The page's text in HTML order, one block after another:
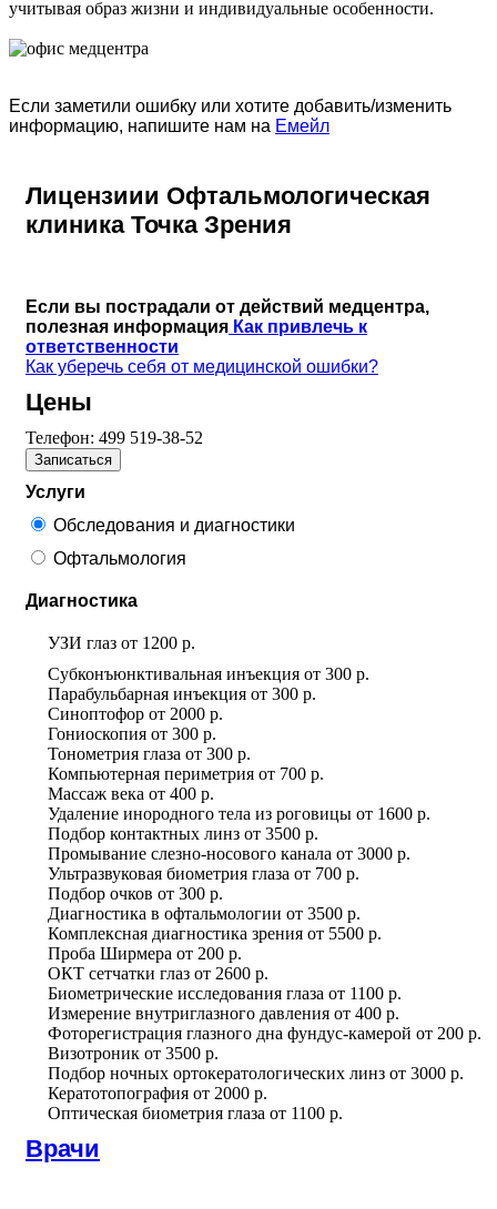
учитывая образ жизни и индивидуальные особенности.
Если заметили ошибку или хотите добавить/изменить
информацию, напишите нам на Емейл
Лицензиии Офтальмологическая
клиника Точка Зрения
Если вы пострадали от действий медцентра,
полезная информация Как привлечь к
ответственности
Как уберечь себя от медицинской ошибки?
Цены
Телефон: 499 519-38-52
Записаться
Услуги
Обследования и диагностики
Офтальмология
Диагностика
УЗИ глаз от 1200 р.
Субконъюнктивальная инъекция от 300 р.
Парабульбарная инъекция от 300 р.
Синоптофор от 2000 р.
Гониоскопия от 300 р.
Тонометрия глаза от 300 р.
Компьютерная периметрия от 700 р.
Массаж века от 400 р.
Удаление инородного тела из роговицы от 1600 р.
Подбор контактных линз от 3500 р.
Промывание слезно-носового канала от 3000 р.
Ультразвуковая биометрия глаза от 700 р.
Подбор очков от 300 р.
Диагностика в офтальмологии от 3500 р.
Комплексная диагностика зрения от 5500 р.
Проба Ширмера от 200 р.
ОКТ сетчатки глаз от 2600 р.
Биометрические исследования глаза от 1100 р.
Измерение внутриглазного давления от 400 р.
Фоторегистрация глазного дна фундус-камерой от 200 р.
Визотроник от 3500 р.
Подбор ночных ортокератологических линз от 3000 р.
Кератотопография от 2000 р.
Оптическая биометрия глаза от 1100 р.
Врачи